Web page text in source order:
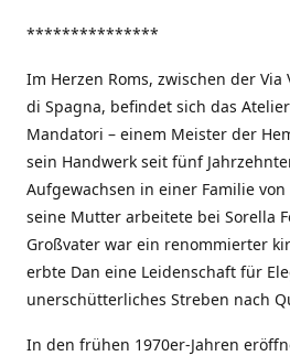
***************
Im Herzen Roms, zwischen der Via
di Spagna, befindet sich das Atelier
Mandatori – einem Meister der
sein Handwerk seit fünf
Aufgewachsen in einer Familie
seine Mutter arbeitete bei Sorella
Großvater war ein renommierter
erbte Dan eine Leidenschaft für
unerschütterliches Streben nach
In den frühen 1970er-Jahren